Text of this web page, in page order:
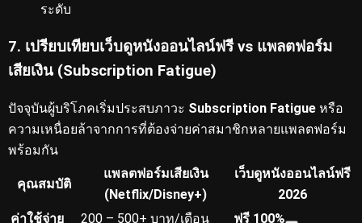
ระดับ
7. เปรียบเทียบเว็บดูหนังออนไลน์ฟรี vs แพลตฟอร์ม
เสียเงิน (Subscription Fatigue)
ปัจจุบันผู้บริโภคเริ่มประสบภาวะ Subscription Fatigue หรือ
ความเหนื่อยล้าจากการที่ต้องจ่ายค่าสมาชิกหลายแพลตฟอร์ม
พร้อมกัน
คุณสมบัติ
แพลตฟอร์มเสียเงิน
(Netflix/Disney+)
เว็บดูหนังออนไลน์ฟรี
2026
ค่าใช้จ่าย
200 – 500+ บาท/เดือน
ฟรี 100%